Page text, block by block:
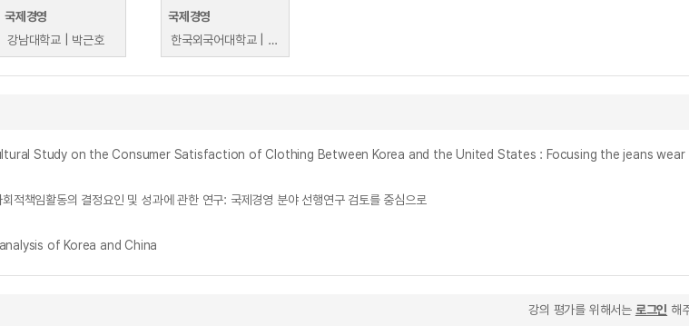
국제경영
강남대학교 | 박근호
국제경영
한국외국어대학교 | 박병일
Cultural Study on the Consumer Satisfaction of Clothing Between Korea and the United States : Focusing the jeans wear
활동의 결정요인 및 성과에 관한 연구: 국제경영 분야 선행연구 검토를 중심으로
of Korea and China
강의 평가를 위해서는 로그인 해